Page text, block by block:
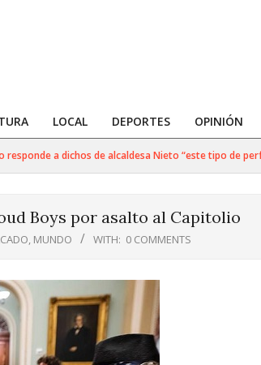
LOCAL DEPORTES OPINIÓN
a dichos de alcaldesa Nieto “este tipo de
Boys por asalto al Capitolio
, MUNDO WITH: 0 COMMENTS